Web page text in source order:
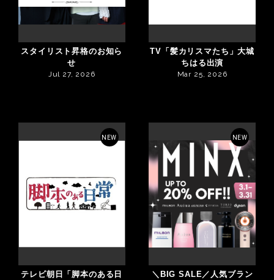
スタイリスト昇格のお知ら
せ
Jul 27, 2026
TV「髪カリスマたち」大城
ちはる出演
Mar 25, 2026
NEW
テレビ朝日「脚本のある日
NEW
＼BIG SALE／人気ブラン